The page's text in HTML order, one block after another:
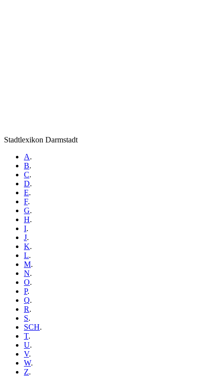
Stadtlexikon Darmstadt
A.
B.
C.
D.
E.
F.
G.
H.
I.
J.
K.
L.
M.
N.
O.
P.
Q.
R.
S.
SCH.
T.
U.
V.
W.
Z.